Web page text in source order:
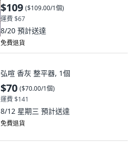
$109 ($109.00/1個)
運費 $67
8/20 預計送達
免費退貨
弘喧 香灰 整平器, 1個
$70 ($70.00/1個)
運費 $141
8/12 星期三 預計送達
免費退貨